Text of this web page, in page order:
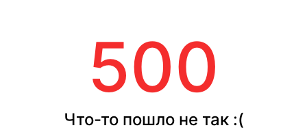
500
Что-то пошло не так :(